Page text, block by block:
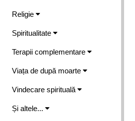
Religie
Spiritualitate
Terapii complementare
Viața de după moarte
Vindecare spirituală
Și altele...